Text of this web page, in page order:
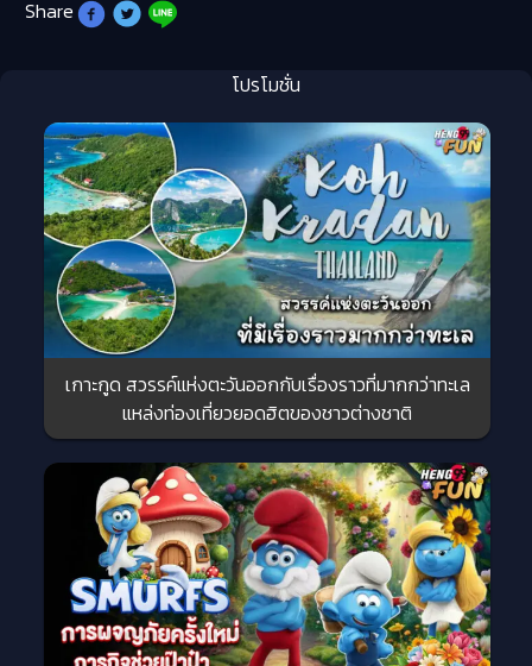
Share
โปรโมชั่น
เกาะกูด สวรรค์แห่งตะวันออกกับเรื่องราวที่มากกว่าทะเล
แหล่งท่องเที่ยวยอดฮิตของชาวต่างชาติ